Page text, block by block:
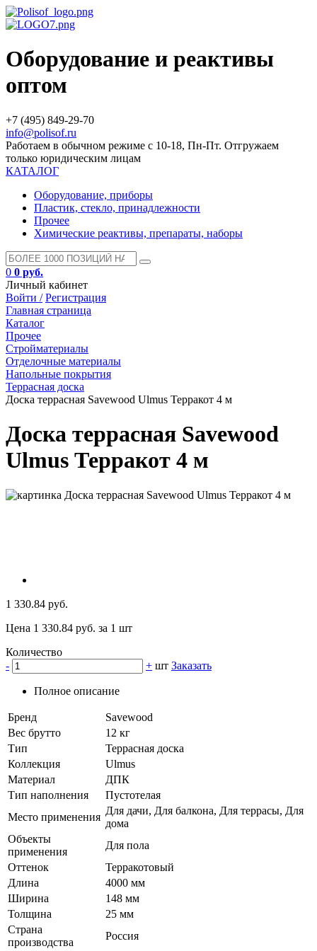
Оборудование и реактивы
оптом
+7 (495) 849-29-70
info@polisof.ru
Работаем в обычном режиме с 10-18, Пн-Пт. Отгружаем
только юридическим лицам
КАТАЛОГ
Оборудование, приборы
Пластик, стекло, принадлежности
Прочее
Химические реактивы, препараты, наборы
0 0 руб.
Личный кабинет
Войти / Регистрация
Главная страница
Каталог
Прочее
Стройматериалы
Отделочные материалы
Напольные покрытия
Террасная доска
Доска террасная Savewood Ulmus Терракот 4 м
Доска террасная Savewood
Ulmus Терракот 4 м
1 330.84 руб.
Цена 1 330.84 руб. за 1 шт
Количество
-
+ шт Заказать
Полное описание
Бренд
Savewood
Вес брутто
12 кг
Тип
Террасная доска
Коллекция
Ulmus
Материал
ДПК
Тип наполнения
Пустотелая
Место применения
Для дачи, Для балкона, Для террасы, Для
дома
Объекты
применения
Для пола
Оттенок
Терракотовый
Длина
4000 мм
Ширина
148 мм
Толщина
25 мм
Страна
производства
Россия